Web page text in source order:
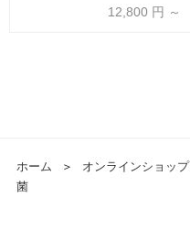
12,800 円 ～
ホーム ＞ オンラインショップ
菌